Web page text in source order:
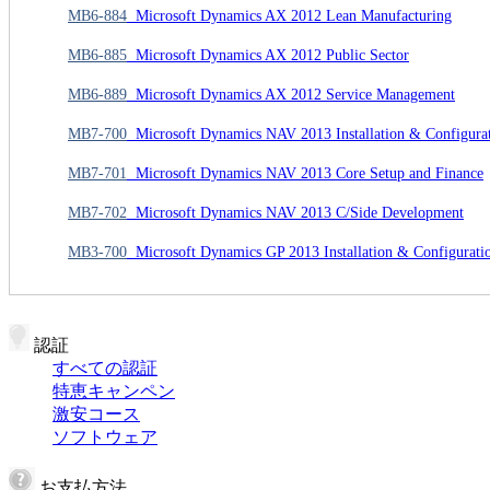
MB6-884 Microsoft Dynamics AX 2012 Lean Manufacturing
MB6-885 Microsoft Dynamics AX 2012 Public Sector
MB6-889 Microsoft Dynamics AX 2012 Service Management
MB7-700 Microsoft Dynamics NAV 2013 Installation &
MB7-701 Microsoft Dynamics NAV 2013 Core Setup and Finance
MB7-702 Microsoft Dynamics NAV 2013 C/Side Development
MB3-700 Microsoft Dynamics GP 2013 Installation &
認証
すべての認証
特恵キャンペン
激安コース
ソフトウェア